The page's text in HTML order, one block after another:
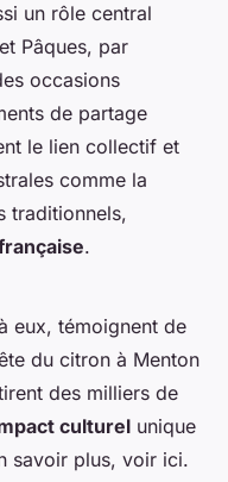
un rôle central
Pâques, par
occasions
de partage
le lien collectif et
comme la
traditionnels,
.
eux, témoignent de
du citron à Menton
des milliers de
culturel unique
savoir plus, voir ici.